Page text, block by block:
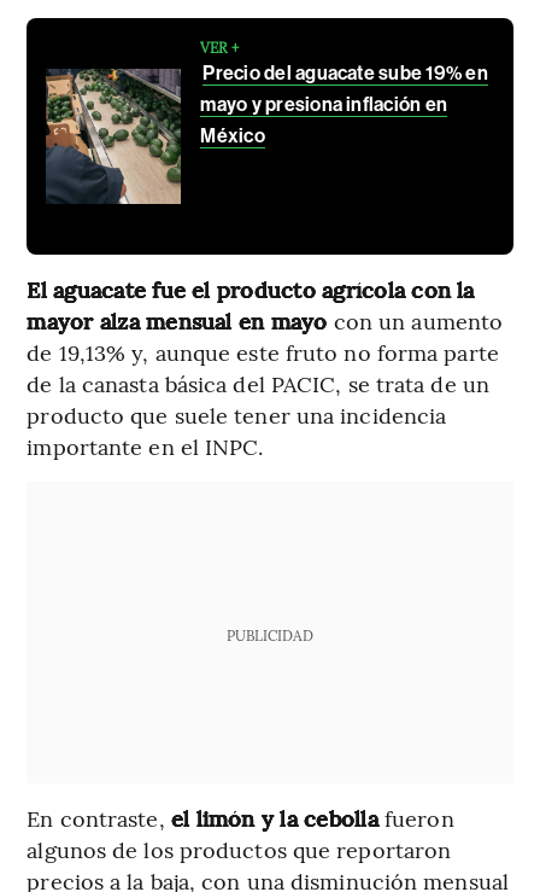
VER +
Precio del aguacate sube 19% en
mayo y presiona inflación en
México
El aguacate fue el producto agrícola con la
mayor alza mensual en mayo con un aumento
de 19,13% y, aunque este fruto no forma parte
de la canasta básica del PACIC, se trata de un
producto que suele tener una incidencia
importante en el INPC.
PUBLICIDAD
En contraste, el limón y la cebollafueron
algunos de los productos que reportaron
precios a la baja, con una disminución mensual